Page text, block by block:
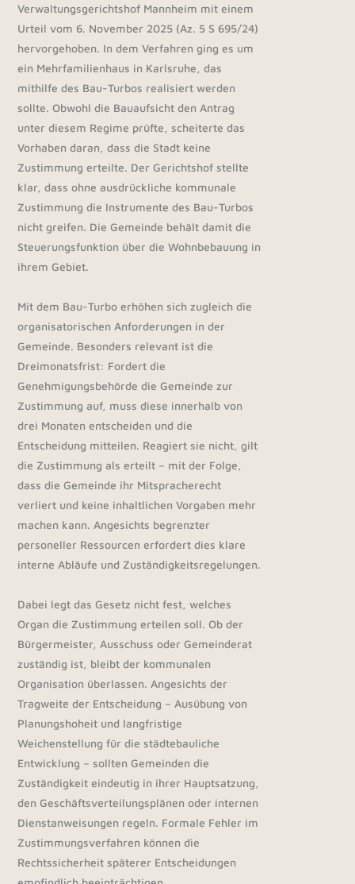
Verwaltungsgerichtshof Mannheim mit einem
Urteil vom 6. November 2025 (Az. 5 S 695/24)
hervorgehoben. In dem Verfahren ging es um
ein Mehrfamilienhaus in Karlsruhe, das
mithilfe des Bau-Turbos realisiert werden
sollte. Obwohl die Bauaufsicht den Antrag
unter diesem Regime prüfte, scheiterte das
Vorhaben daran, dass die Stadt keine
Zustimmung erteilte. Der Gerichtshof stellte
klar, dass ohne ausdrückliche kommunale
Zustimmung die Instrumente des Bau-Turbos
nicht greifen. Die Gemeinde behält damit die
Steuerungsfunktion über die Wohnbebauung in
ihrem Gebiet.
Mit dem Bau-Turbo erhöhen sich zugleich die
organisatorischen Anforderungen in der
Gemeinde. Besonders relevant ist die
Dreimonatsfrist: Fordert die
Genehmigungsbehörde die Gemeinde zur
Zustimmung auf, muss diese innerhalb von
drei Monaten entscheiden und die
Entscheidung mitteilen. Reagiert sie nicht, gilt
die Zustimmung als erteilt – mit der Folge,
dass die Gemeinde ihr Mitspracherecht
verliert und keine inhaltlichen Vorgaben mehr
machen kann. Angesichts begrenzter
personeller Ressourcen erfordert dies klare
interne Abläufe und Zuständigkeitsregelungen.
Dabei legt das Gesetz nicht fest, welches
Organ die Zustimmung erteilen soll. Ob der
Bürgermeister, Ausschuss oder Gemeinderat
zuständig ist, bleibt der kommunalen
Organisation überlassen. Angesichts der
Tragweite der Entscheidung – Ausübung von
Planungshoheit und langfristige
Weichenstellung für die städtebauliche
Entwicklung – sollten Gemeinden die
Zuständigkeit eindeutig in ihrer Hauptsatzung,
den Geschäftsverteilungsplänen oder internen
Dienstanweisungen regeln. Formale Fehler im
Zustimmungsverfahren können die
Rechtssicherheit späterer Entscheidungen